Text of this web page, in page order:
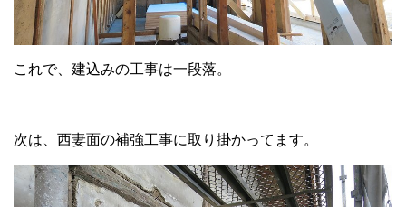
これで、建込みの工事は一段落。
次は、西妻面の補強工事に取り掛かってます。